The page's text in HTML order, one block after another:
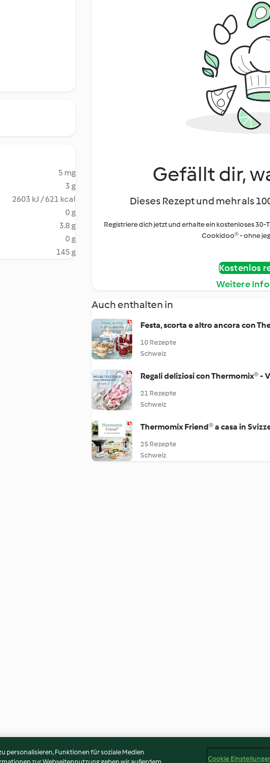
5 mg
3 g
2603 kJ / 621 kcal
0 g
3.8 g
0 g
145 g
Gefällt dir,
Dieses Rezept und mehr als
Registriere dich jetzt und erhalte ein kostenloses 30-
Cookidoo® - ohne
Kostenlos
Weitere
Auch enthalten in
Festa, scorta e altro ancora con
10 Rezepte
Schweiz
Regali deliziosi con Thermomix® -
21 Rezepte
Schweiz
Thermomix Friend® a casa in
25 Rezepte
Schweiz
personalisieren, Funktionen für soziale Medien
Cookie